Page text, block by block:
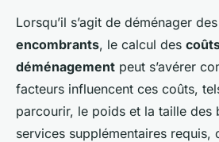
Lorsqu’il s’agit de déménager des
encombrants, le calcul des
déménagement peut s’avérer
facteurs influencent ces coûts,
parcourir, le poids et la taille des
services supplémentaires requis,